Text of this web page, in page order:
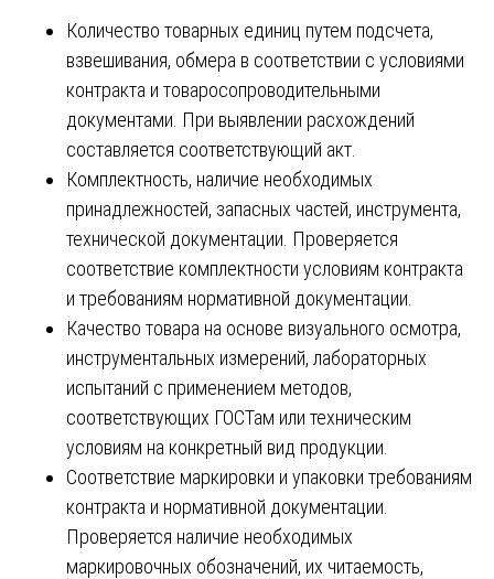
Количество товарных единиц путем подсчета,
взвешивания, обмера в соответствии с условиями
контракта и товаросопроводительными
документами. При выявлении расхождений
составляется соответствующий акт.
Комплектность, наличие необходимых
принадлежностей, запасных частей, инструмента,
технической документации. Проверяется
соответствие комплектности условиям контракта
и требованиям нормативной документации.
Качество товара на основе визуального осмотра,
инструментальных измерений, лабораторных
испытаний с применением методов,
соответствующих ГОСТам или техническим
условиям на конкретный вид продукции.
Соответствие маркировки и упаковки требованиям
контракта и нормативной документации.
Проверяется наличие необходимых
маркировочных обозначений, их читаемость,